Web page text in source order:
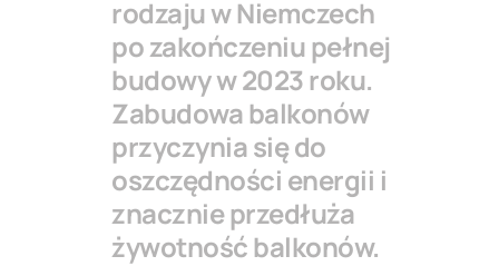
rodzaju w Niemczech
po zakończeniu pełnej
budowy w 2023 roku.
Zabudowa balkonów
przyczynia się do
oszczędności energii i
znacznie przedłuża
żywotność balkonów.